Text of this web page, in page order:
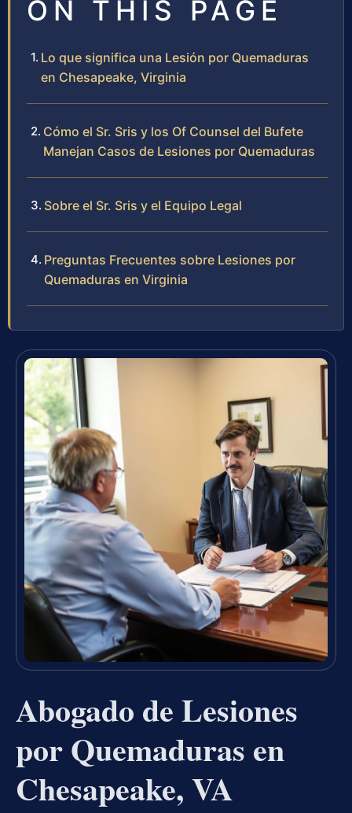
ON THIS PAGE
Lo que significa una Lesión por Quemaduras
en Chesapeake, Virginia
Cómo el Sr. Sris y los Of Counsel del Bufete
Manejan Casos de Lesiones por Quemaduras
Sobre el Sr. Sris y el Equipo Legal
Preguntas Frecuentes sobre Lesiones por
Quemaduras en Virginia
Abogado de Lesiones
por Quemaduras en
Chesapeake, VA